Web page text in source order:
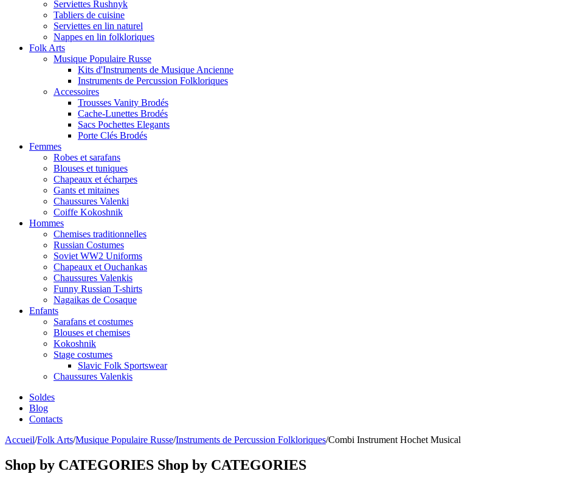
Serviettes Rushnyk
Tabliers de cuisine
Serviettes en lin naturel
Nappes en lin folkloriques
Folk Arts
Musique Populaire Russe
Kits d'Instruments de Musique Ancienne
Instruments de Percussion Folkloriques
Accessoires
Trousses Vanity Brodés
Cache-Lunettes Brodés
Sacs Pochettes Elegants
Porte Clés Brodés
Femmes
Robes et sarafans
Blouses et tuniques
Chapeaux et écharpes
Gants et mitaines
Chaussures Valenki
Coiffe Kokoshnik
Hommes
Chemises traditionnelles
Russian Costumes
Soviet WW2 Uniforms
Chapeaux et Ouchankas
Chaussures Valenkis
Funny Russian T-shirts
Nagaikas de Cosaque
Enfants
Sarafans et costumes
Blouses et chemises
Kokoshnik
Stage costumes
Slavic Folk Sportswear
Chaussures Valenkis
Soldes
Blog
Contacts
Accueil/Folk Arts/Musique Populaire Russe/Instruments de Percussion Folkloriques/Combi Instrument Hochet Musical
Shop by CATEGORIES Shop by CATEGORIES